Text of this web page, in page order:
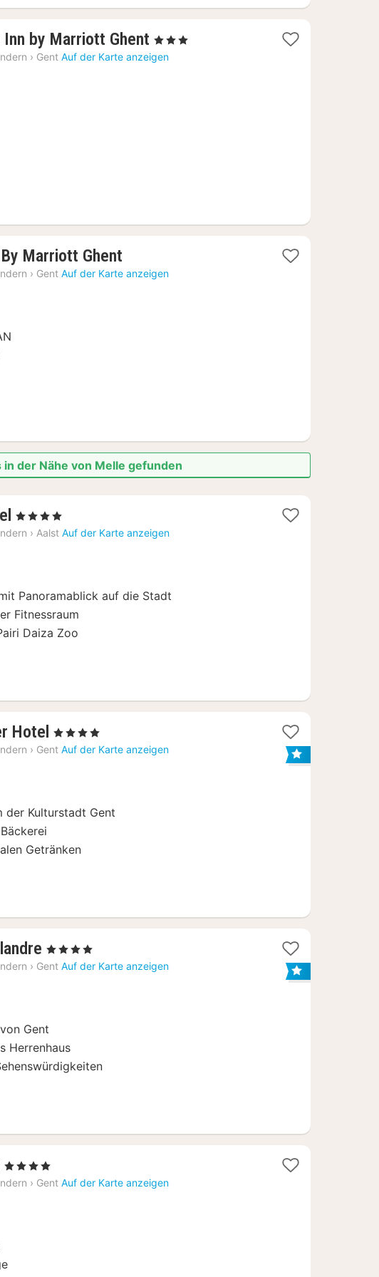
Inn by Marriott Ghent 1
Nacht
, 3 Sterne
› Gent Auf der Karte anzeigen
Marriott Ghent
Nacht
› Gent Auf der Karte anzeigen
der Nähe von Melle gefunden
1
Nacht
, 4 Sterne
› Aalst Auf der Karte anzeigen
Panoramablick auf die Stadt
Fitnessraum
Daiza Zoo
Hotel 1
Nacht
, 4 Sterne
› Gent Auf der Karte anzeigen
der Kulturstadt Gent
Getränken
1
Nacht
, 4 Sterne
› Gent Auf der Karte anzeigen
Gent
Herrenhaus
1
Nacht
, 4 Sterne
› Gent Auf der Karte anzeigen